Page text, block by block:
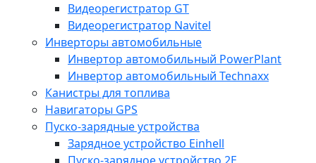
Видеорегистратор GT
Видеорегистратор Navitel
Инверторы автомобильные
Инвертор автомобильный PowerPlant
Инвертор автомобильный Technaxx
Канистры для топлива
Навигаторы GPS
Пуско-зарядные устройства
Зарядное устройство Einhell